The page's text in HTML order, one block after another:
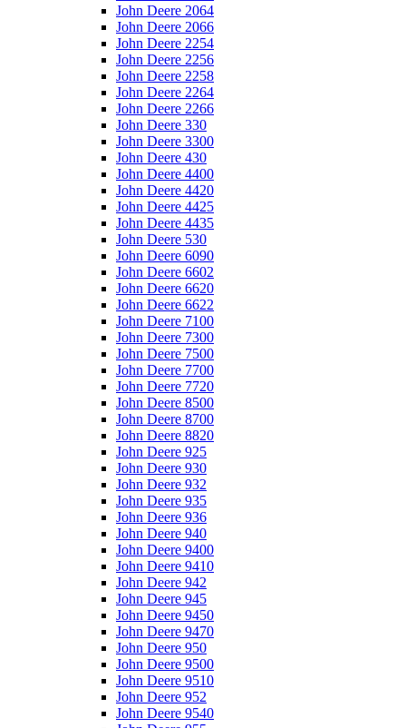
John Deere 2064
John Deere 2066
John Deere 2254
John Deere 2256
John Deere 2258
John Deere 2264
John Deere 2266
John Deere 330
John Deere 3300
John Deere 430
John Deere 4400
John Deere 4420
John Deere 4425
John Deere 4435
John Deere 530
John Deere 6090
John Deere 6602
John Deere 6620
John Deere 6622
John Deere 7100
John Deere 7300
John Deere 7500
John Deere 7700
John Deere 7720
John Deere 8500
John Deere 8700
John Deere 8820
John Deere 925
John Deere 930
John Deere 932
John Deere 935
John Deere 936
John Deere 940
John Deere 9400
John Deere 9410
John Deere 942
John Deere 945
John Deere 9450
John Deere 9470
John Deere 950
John Deere 9500
John Deere 9510
John Deere 952
John Deere 9540